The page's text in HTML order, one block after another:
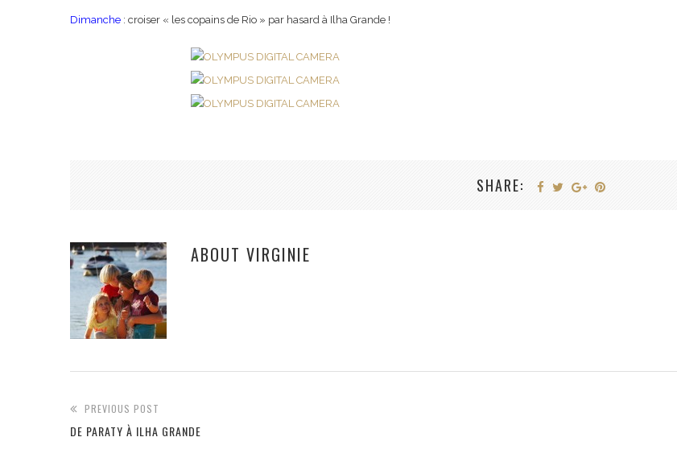
Dimanche : croiser « les copains de Rio » par hasard à Ilha Grande !
SHARE:
ABOUT VIRGINIE
PREVIOUS POST
DE PARATY À ILHA GRANDE